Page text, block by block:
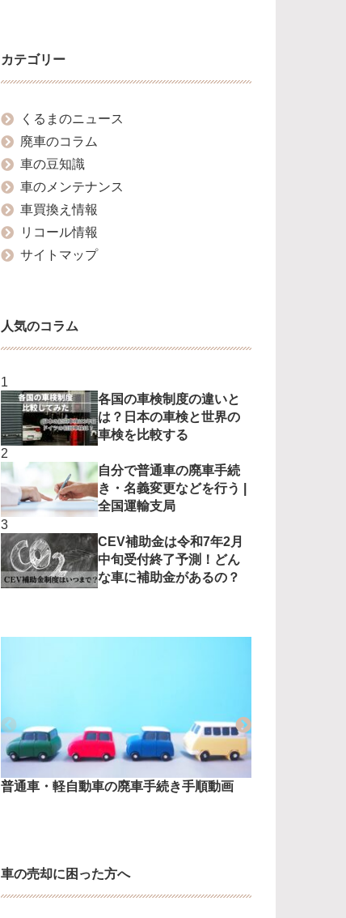
カテゴリー
くるまのニュース
廃車のコラム
車の豆知識
車のメンテナンス
車買換え情報
リコール情報
サイトマップ
人気のコラム
各国の車検制度の違いと
は？日本の車検と世界の
車検を比較する
自分で普通車の廃車手続
き・名義変更などを行う |
全国運輸支局
CEV補助金は令和7年2月
中旬受付終了予測！どん
な車に補助金があるの？
普通車・軽自動車の廃車手続き手順動画
車の売却に困った方へ